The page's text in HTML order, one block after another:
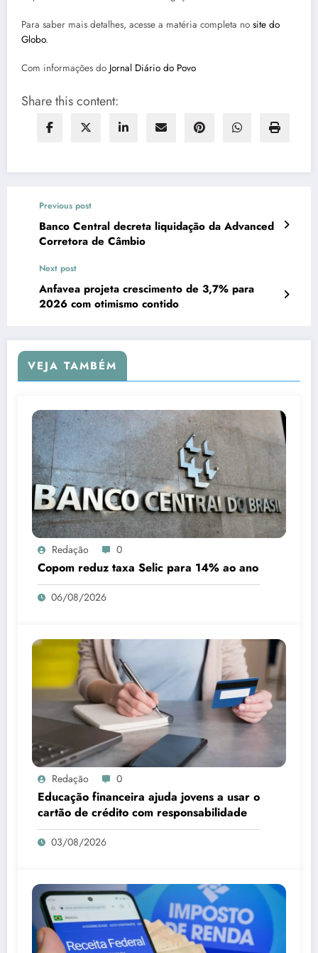
Para saber mais detalhes, acesse a matéria completa no site do
Globo.
Com informações do Jornal Diário do Povo
Share this content:
Previous post
Banco Central decreta liquidação da Advanced
Corretora de Câmbio
Next post
Anfavea projeta crescimento de 3,7% para
2026 com otimismo contido
VEJA TAMBÉM
Redação 0
Copom reduz taxa Selic para 14% ao ano
06/08/2026
Redação 0
Educação financeira ajuda jovens a usar o
cartão de crédito com responsabilidade
03/08/2026